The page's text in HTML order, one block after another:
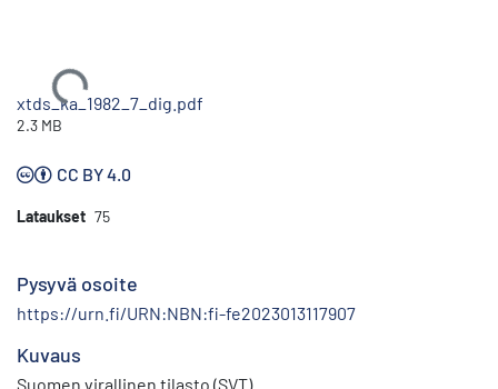
Ladataan...
xtds_ka_1982_7_dig.pdf
2.3 MB
CC BY 4.0
Lataukset 75
Pysyvä osoite
https://urn.fi/URN:NBN:fi-fe2023013117907
Kuvaus
Suomen virallinen tilasto (SVT)